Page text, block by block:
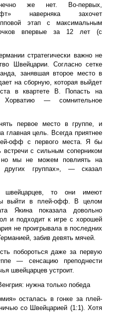
же нет. Во-первых,
наверняка захочет
этап с максимальным
впервые за 12 лет (с
стратегически важно не
Швейцарии. Согласно сетке
занявшая второе место в
на сборную, которая выйдет
в квартете B. Попасть на
— сомнительное
первое место в группе, и
главная цель. Всегда приятнее
офф с первого места. Я бы
встречи с сильным соперником
мы не можем повлиять на
других группах», — сказал
швейцарцев, то они имеют
выйти в плей-офф. В целом
Якина показала довольно
и подходит к игре с хорошей
не проигрывала в последних
забив девять мячей.
побороться даже за первую
— сенсацию преподнести
швейцарцев устроит.
нужна только победа
осталась в гонке за плей-
со Швейцарией (1:1). Хотя